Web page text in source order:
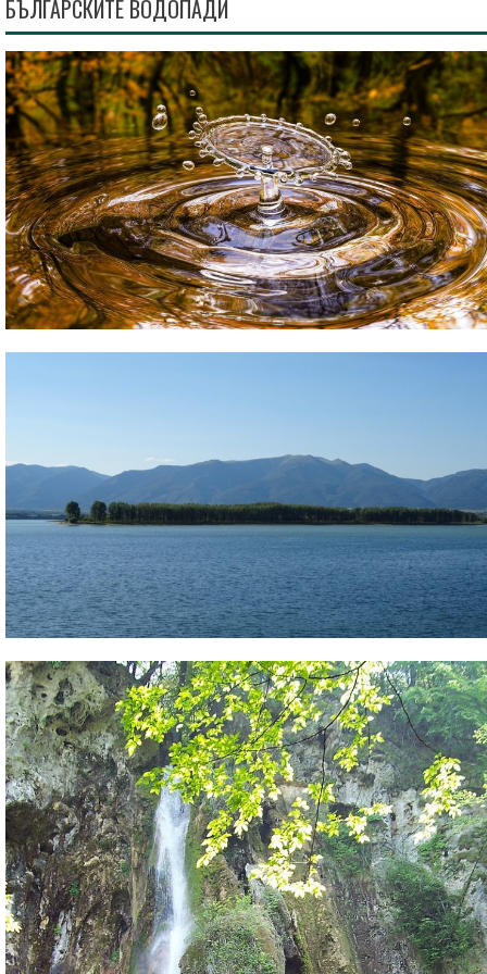
БЪЛГАРСКИТЕ ВОДОПАДИ